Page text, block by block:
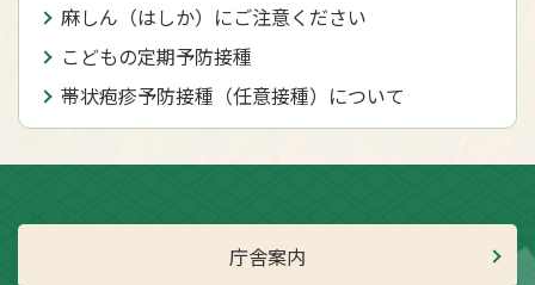
麻しん（はしか）にご注意ください
こどもの定期予防接種
帯状疱疹予防接種（任意接種）について
庁舎案内